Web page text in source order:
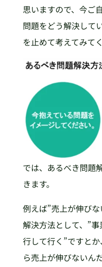
思いますので、今ご
問題をどう解決して
を止めて考えてみて
では、あるべき問題
きます。
例えば”売上が伸び
解決方法として、”
行して行く”ですと
ら売上が伸びないん